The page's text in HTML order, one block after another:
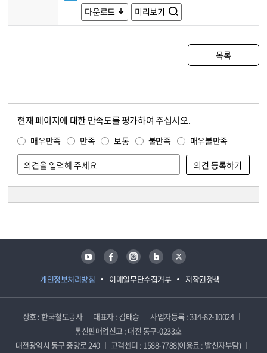
다운로드
미리보기
목록
현재 페이지에 대한 만족도를 평가하여 주십시오.
매우만족 만족 보통 불만족 매우불만족
개인정보처리방침 이메일무단수집거부 저작권정책
유튜브 페이스북 인스타그램 블로그 트위터
상호 : 한국철도공사 대표자 : 김태승
사업자등록 : 314-82-10024
통신판매업신고 : 대전 동구-0233호
대전광역시 동구 중앙로 240
고객센터 : 1588-7788(이용료 : 발신자부담)